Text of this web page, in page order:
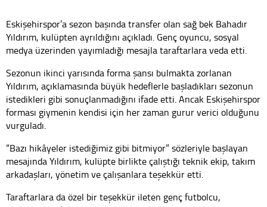
Eskişehirspor’a sezon başında transfer olan sağ bek Bahadır
Yıldırım, kulüpten ayrıldığını açıkladı. Genç oyuncu, sosyal
medya üzerinden yayımladığı mesajla taraftarlara veda etti.
Sezonun ikinci yarısında forma şansı bulmakta zorlanan
Yıldırım, açıklamasında büyük hedeflerle başladıkları sezonun
istedikleri gibi sonuçlanmadığını ifade etti. Ancak Eskişehirspor
forması giymenin kendisi için her zaman gurur verici olduğunu
vurguladı.
“Bazı hikâyeler istediğimiz gibi bitmiyor” sözleriyle başlayan
mesajında Yıldırım, kulüpte birlikte çalıştığı teknik ekip, takım
arkadaşları, yönetim ve çalışanlara teşekkür etti.
Taraftarlara da özel bir teşekkür ileten genç futbolcu,